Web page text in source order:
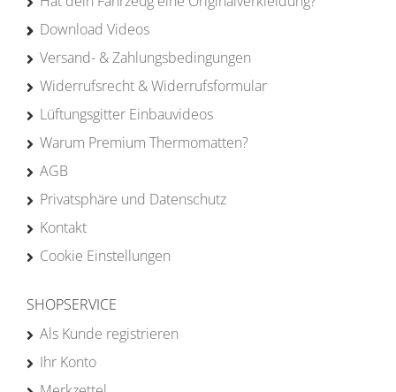
Download Videos
Versand- & Zahlungsbedingungen
Widerrufsrecht & Widerrufsformular
Lüftungsgitter Einbauvideos
Warum Premium Thermomatten?
AGB
Privatsphäre und Datenschutz
Kontakt
Cookie Einstellungen
SHOPSERVICE
Als Kunde registrieren
Ihr Konto